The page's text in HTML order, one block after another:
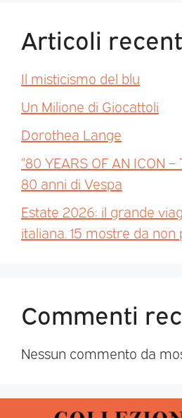
Articoli
Il misticismo del blu
Un Milione di Giocattoli
Dorothea Lange
“80 YEARS OF AN ICON –
80 anni di Vespa
Estate 2026: il grande
italiana. 15 mostre da
Commenti
Nessun commento da